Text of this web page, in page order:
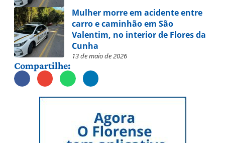
Mulher morre em acidente entre
carro e caminhão em São
Valentim, no interior de Flores da
Cunha
13 de maio de 2026
Compartilhe: